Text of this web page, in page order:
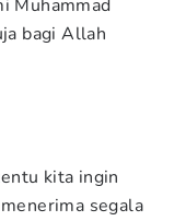
Muhammad
bagi Allah
kita ingin
segala